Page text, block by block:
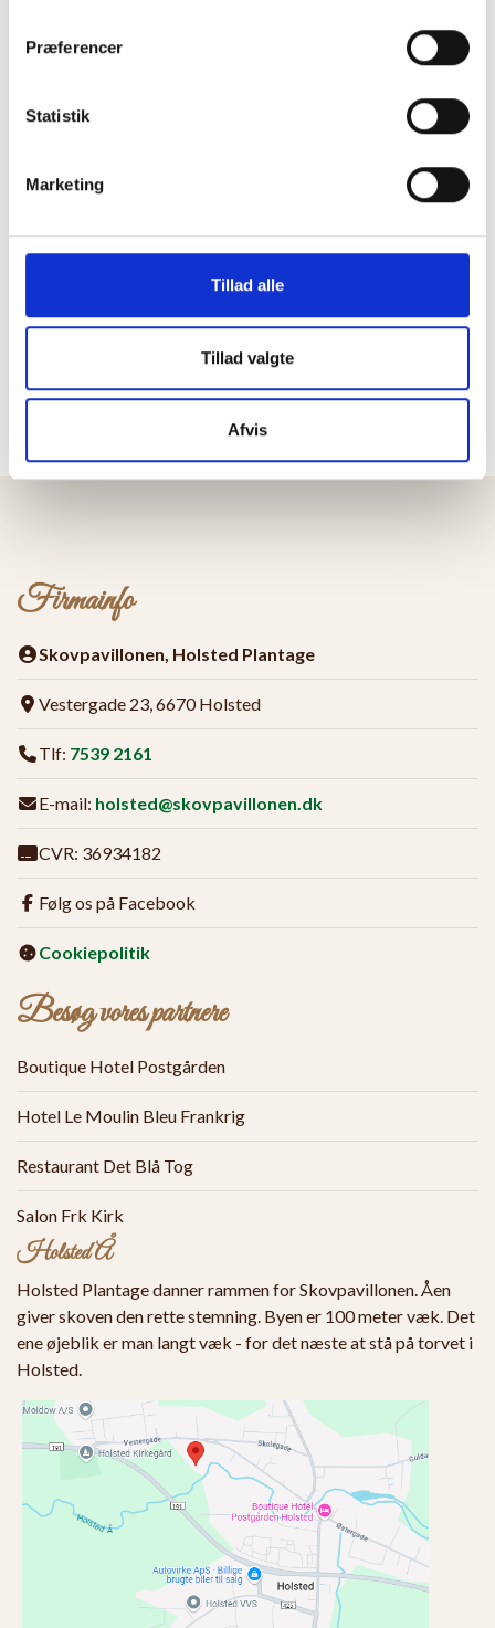
Præferencer
Statistik
Marketing
Tillad alle
Tillad valgte
Afvis
Firmainfo
Skovpavillonen, Holsted Plantage
Vestergade 23, 6670 Holsted
Tlf: 7539 2161
E-mail: holsted@skovpavillonen.dk
CVR: 36934182
Følg os på Facebook
Cookiepolitik
Besøg vores partnere
Boutique Hotel Postgården
Hotel Le Moulin Bleu Frankrig
Restaurant Det Blå Tog
Salon Frk Kirk
Holsted Å
Holsted Plantage danner rammen for Skovpavillonen. Åen
giver skoven den rette stemning. Byen er 100 meter væk. Det
ene øjeblik er man langt væk - for det næste at stå på torvet i
Holsted.